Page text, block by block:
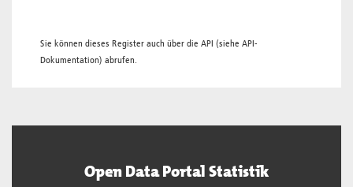
Sie können dieses Register auch über die API (siehe API-
Dokumentation) abrufen.
Open Data Portal Statistik